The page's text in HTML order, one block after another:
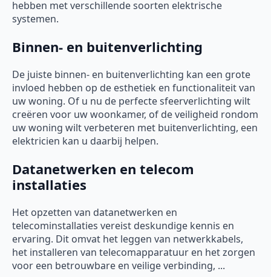
hebben met verschillende soorten elektrische
systemen.
Binnen- en buitenverlichting
De juiste binnen- en buitenverlichting kan een grote
invloed hebben op de esthetiek en functionaliteit van
uw woning. Of u nu de perfecte sfeerverlichting wilt
creëren voor uw woonkamer, of de veiligheid rondom
uw woning wilt verbeteren met buitenverlichting, een
elektricien kan u daarbij helpen.
Datanetwerken en telecom
installaties
Het opzetten van datanetwerken en
telecominstallaties vereist deskundige kennis en
ervaring. Dit omvat het leggen van netwerkkabels,
het installeren van telecomapparatuur en het zorgen
voor een betrouwbare en veilige verbinding, ...